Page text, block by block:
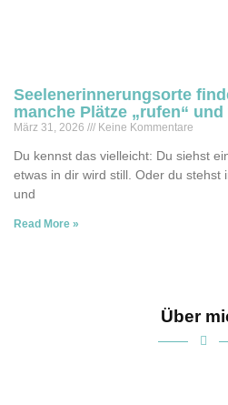
Seelenerinnerungsorte
manche Plätze „rufen“
März 31, 2026 Keine Kommentare
Du kennst das vielleicht: Du siehst
etwas in dir wird still. Oder du stehst
und
Read More »
Über